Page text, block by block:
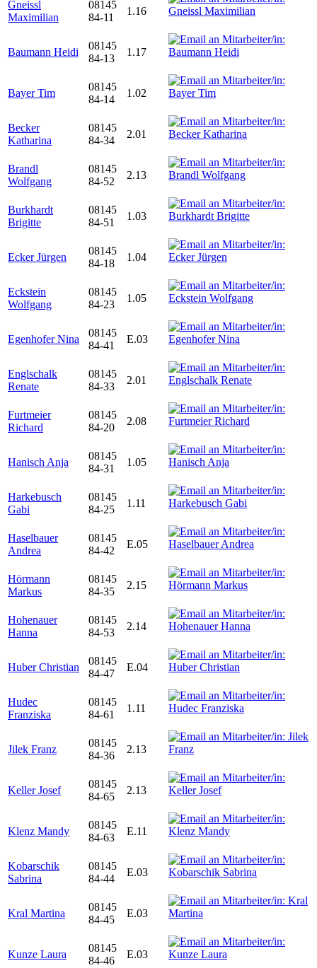
Gneissl
Maximilian
08145
84-11
1.16
Baumann Heidi
08145
84-13
1.17
Bayer Tim
08145
84-14
1.02
Becker
Katharina
08145
84-34
2.01
Brandl
Wolfgang
08145
84-52
2.13
Burkhardt
Brigitte
08145
84-51
1.03
Ecker Jürgen
08145
84-18
1.04
Eckstein
Wolfgang
08145
84-23
1.05
Egenhofer Nina
08145
84-41
E.03
Englschalk
Renate
08145
84-33
2.01
Furtmeier
Richard
08145
84-20
2.08
Hanisch Anja
08145
84-31
1.05
Harkebusch
Gabi
08145
84-25
1.11
Haselbauer
Andrea
08145
84-42
E.05
Hörmann
Markus
08145
84-35
2.15
Hohenauer
Hanna
08145
84-53
2.14
Huber Christian
08145
84-47
E.04
Hudec
Franziska
08145
84-61
1.11
Jilek Franz
08145
84-36
2.13
Keller Josef
08145
84-65
2.13
Klenz Mandy
08145
84-63
E.11
Kobarschik
Sabrina
08145
84-44
E.03
Kral Martina
08145
84-45
E.03
Kunze Laura
08145
84-46
E.03